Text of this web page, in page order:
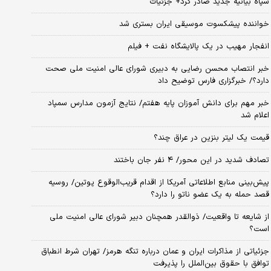
خواننده پیشکسوت موسیقی ایران بستری شد
انفجار مهیب در یک پالایشگاه نفت + فیلم
خبر انتصاب محسن رضایی به دبیری شورای عالی امنیت ملی صحت
دارد؟/ خبرگزاری فارس توضیح داد
خبر مهم برای دانش آموزان پایه هفتم/ نتایج آزمون مدارس سمپاد
اعلام شد
قیمت یک لیتر بنزین در عراق چند؟
تصادف شدید در این محور/ ۴ نفر جان باختند
پیش‌بینی منابع اطلاعاتی آمریکا از اقدام قریب‌الوقوع پوتین/ روسیه
قصد حمله به یک عضو ناتو را دارد؟
از شایعه تا واقعیت/ ذوالقدر همچنان دبیر شورای ‌عالی امنیت ملی
است؟
جزئیاتی از مذاکرات ایران و عمان درباره تنگه هرمز/ تهران شرط انطباق
توافق با حقوق بین‌الملل را پذیرفت